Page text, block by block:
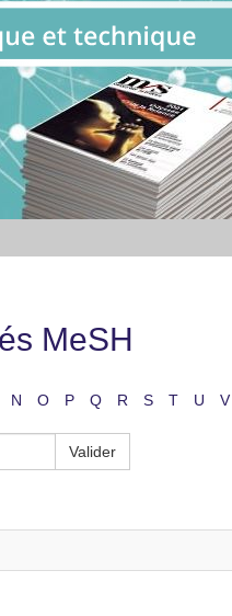
MeSH
N O P Q R S T U V
Valider